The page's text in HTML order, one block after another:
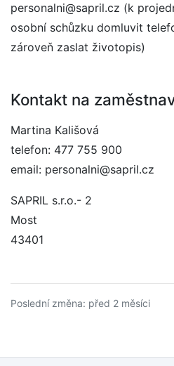
personalni@sapril.cz (k
osobní schůzku domluvit
zároveň zaslat životopis)
Kontakt na
Martina Kališová
telefon: 477 755 900
email: personalni@sapril.cz
SAPRIL s.r.o.- 2
Most
43401
Poslední změna: před 2 měsíci